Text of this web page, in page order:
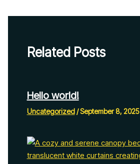
Related Posts
Hello world!
Uncategorized/September 8, 2025